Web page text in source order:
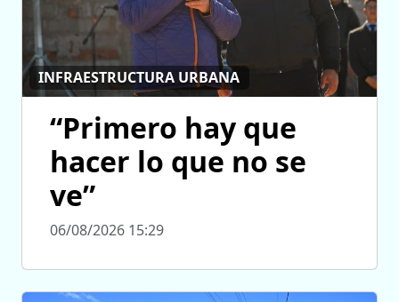
INFRAESTRUCTURA URBANA
“Primero hay que
hacer lo que no se
ve”
06/08/2026 15:29